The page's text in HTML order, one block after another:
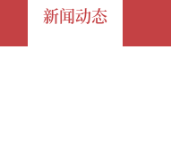
新闻动态